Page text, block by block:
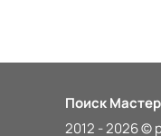
Поиск
2012 - 2026 ©